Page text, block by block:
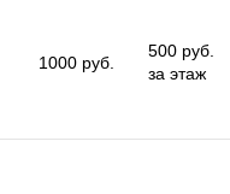
1000 руб.
500 руб.
за этаж